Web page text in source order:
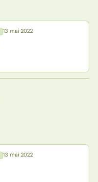
13 mai 2022
13 mai 2022